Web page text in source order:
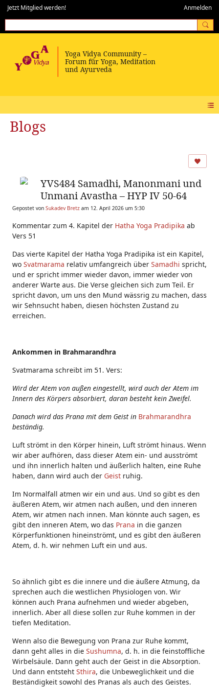
Jetzt Mitglied werden! Anmelden
Blogs
YVS484 Samadhi, Manonmani und
Unmani Avastha – HYP IV 50-64
Gepostet von Sukadev Bretz am 12. April 2026 um 5:30
Kommentar zum 4. Kapitel der Hatha Yoga Pradipika ab
Vers 51
Das vierte Kapitel der Hatha Yoga Pradipika ist ein Kapitel,
wo Svatmarama relativ umfangreich über Samadhi spricht,
und er spricht immer wieder davon, immer wieder von
anderer Warte aus. Die Verse gleichen sich zum Teil. Er
spricht davon, um uns den Mund wässrig zu machen, dass
wir Sehnsucht haben, diesen höchsten Zustand zu
erreichen.
Ankommen in Brahmarandhra
Svatmarama schreibt im 51. Vers:
Wird der Atem von außen eingestellt, wird auch der Atem im
Innern des Körpers absorbiert, daran besteht kein Zweifel.
Danach wird das Prana mit dem Geist in Brahmarandhra
beständig.
Luft strömt in den Körper hinein, Luft strömt hinaus. Wenn
wir aber aufhören, dass dieser Atem ein- und ausströmt
und ihn innerlich halten und äußerlich halten, eine Ruhe
haben, dann wird auch der Geist ruhig.
Im Normalfall atmen wir ein und aus. Und so gibt es den
äußeren Atem, wir atmen nach außen, und den inneren
Atem, wir atmen nach innen. Man könnte auch sagen, es
gibt den inneren Atem, wo das Prana in die ganzen
Körperfunktionen hineinströmt, und es gibt den äußeren
Atem, d. h. wir nehmen Luft ein und aus.
So ähnlich gibt es die innere und die äußere Atmung, da
sprechen auch die westlichen Physiologen von. Wir
können auch Prana aufnehmen und wieder abgeben,
innerlich. Aber all diese sollen zur Ruhe kommen in der
tiefen Meditation.
Wenn also die Bewegung von Prana zur Ruhe kommt,
dann geht alles in die Sushumna, d. h. in die feinstoffliche
Wirbelsäule. Dann geht auch der Geist in die Absorption.
Und dann entsteht Sthira, die Unbeweglichkeit und die
Beständigkeit sowohl des Pranas als auch des Geistes.